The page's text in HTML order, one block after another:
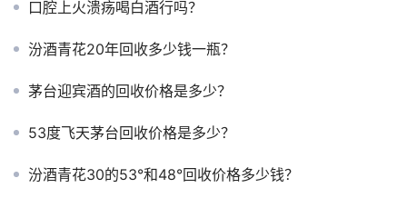
口腔上火溃疡喝白酒行吗？
汾酒青花20年回收多少钱一瓶？
茅台迎宾酒的回收价格是多少？
53度飞天茅台回收价格是多少？
汾酒青花30的53°和48°回收价格多少钱？